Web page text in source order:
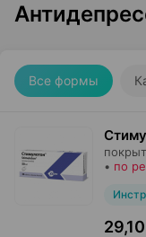
Все формы
• по